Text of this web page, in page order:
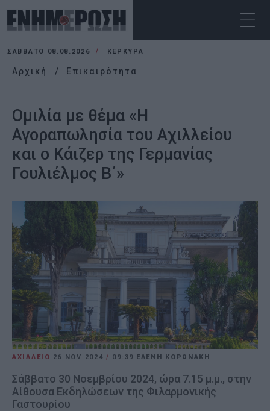
ΣΆΒΒΑΤΟ 08.08.2026 ΚΕΡΚΥΡΑ
Αρχική Επικαιρότητα
Ομιλία με θέμα «Η
Αγοραπωλησία του Αχιλλείου
και ο Κάιζερ της Γερμανίας
Γουλιέλμος Β΄»
ΑΧΙΛΛΕΙΟ 26 NOV 2024/ 09:39 ΕΛΕΝΗ ΚΟΡΩΝΑΚΗ
Σάββατο 30 Νοεμβρίου 2024, ώρα 7.15 μ.μ., στην
Αίθουσα Εκδηλώσεων της Φιλαρμονικής
Γαστουρίου